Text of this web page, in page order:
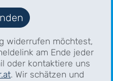
widerrufen möchtest,
am Ende jeder
oder kontaktiere uns
. Wir schätzen und